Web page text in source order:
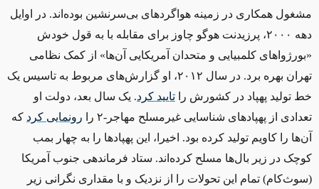
مشغول همکاری در زمینه هواگردهای بی‌سرنشین بوده‌اند. در اوایل
دهه ۲۰۰۰، پرزیدنت هوگو چاوز برای مقابله با به ‌قول خودش
«بورژواهای کلمبیایی و متحدان آمریکایی آن‌ها» از کمک نظامی
تهران بهره برد. در سال ۲۰۱۲، او گزارش‌های مربوط به تاسیس یک
خط تولید پهپاد در کشورش را تایید کرد. یک سال بعد، دولت او
تعدادی از پهپادهای شناسایی غیرمسلح مهاجر-۲ را
رونمایی کرد که
آن‌ها را کاویم تولید کرده بود. اخیرا، این پهپادها را به چهار بمب
کوچک در زیر بال‌ها مسلح کرده‌اند. ستاد فرماندھی جنوب آمریکا
(سوث‌کام) تمام این تحولات را از نزدیک و با مقداری نگرانی زیر